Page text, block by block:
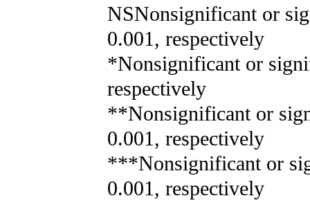
NSNonsignificant or
0.001, respectively
*Nonsignificant or
respectively
**Nonsignificant or
0.001, respectively
***Nonsignificant or
0.001, respectively